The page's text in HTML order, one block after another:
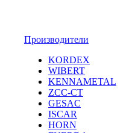
Производители
KORDEX
WIBERT
KENNAMETAL
ZCC-CT
GESAC
ISCAR
HORN